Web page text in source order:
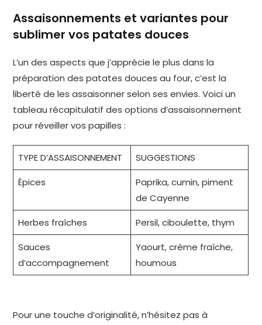
Assaisonnements et variantes pour
sublimer vos patates douces
L’un des aspects que j’apprécie le plus dans la
préparation des patates douces au four, c’est la
liberté de les assaisonner selon ses envies. Voici un
tableau récapitulatif des options d’assaisonnement
pour réveiller vos papilles :
TYPE D’ASSAISONNEMENT
SUGGESTIONS
Épices
Paprika, cumin, piment
de Cayenne
Herbes fraîches
Persil, ciboulette, thym
Sauces
d’accompagnement
Yaourt, crème fraîche,
houmous
Pour une touche d’originalité, n’hésitez pas à